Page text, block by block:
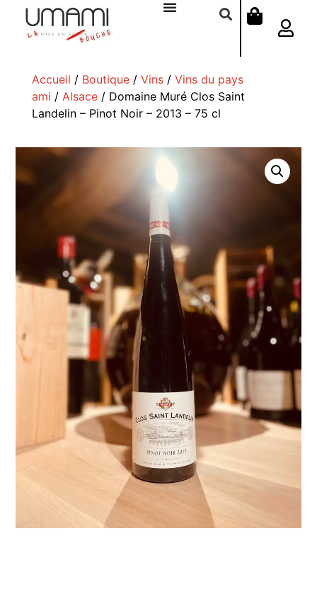
Accueil / Boutique/ Vins/ Vins du pays
ami / Alsace/ Domaine Muré Clos Saint
Landelin – Pinot Noir – 2013 – 75 cl